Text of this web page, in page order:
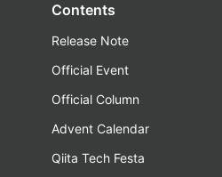
Contents
Release Note
Official Event
Official Column
Advent Calendar
Qiita Tech Festa